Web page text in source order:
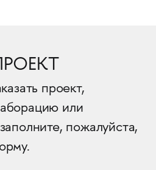
проект,
или
пожалуйста,